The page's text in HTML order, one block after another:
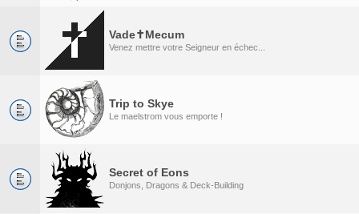
Vade✝Mecum
Venez mettre votre Seigneur en échec...
Trip to Skye
Le maelstrom vous emporte !
Secret of Eons
Donjons, Dragons & Deck-Building